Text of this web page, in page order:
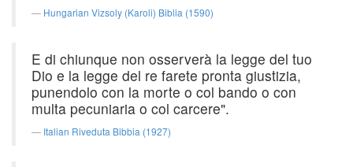
Hungarian Vizsoly (Karoli) Biblia (1590)
E di chiunque non osserverà la legge del tuo
Dio e la legge del re farete pronta giustizia,
punendolo con la morte o col bando o con
multa pecuniaria o col carcere".
Italian Riveduta Bibbia (1927)